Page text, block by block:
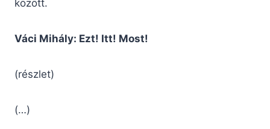
között.
Váci Mihály: Ezt! Itt! Most!
(részlet)
(…)